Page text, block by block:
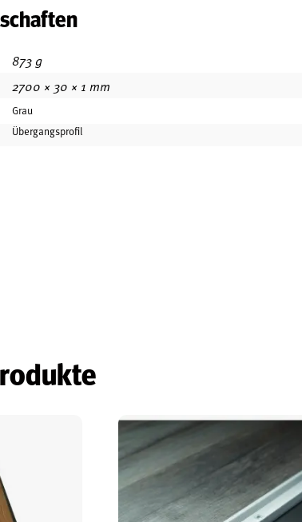
873 g
2700 × 30 × 1 mm
Grau
Übergangsprofil